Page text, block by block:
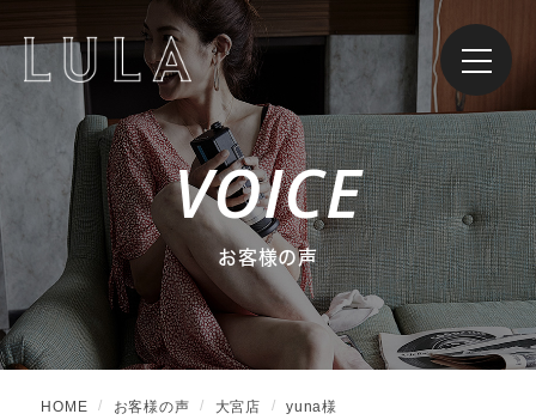
VOICE
お客様の声
HOME お客様の声 大宮店 yuna様